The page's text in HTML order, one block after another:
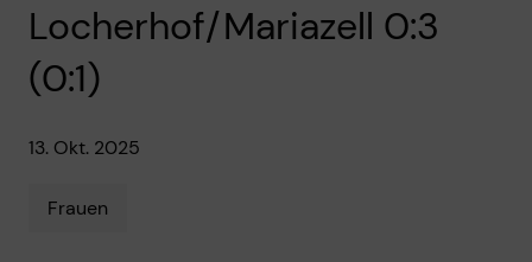
Locherhof/Mariazell 0:3
(0:1)
13. Okt. 2025
Frauen